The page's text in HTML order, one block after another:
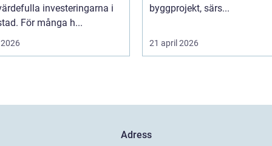
investeringarna i
För många h...
byggprojekt, särs...
21 april 2026
Adress